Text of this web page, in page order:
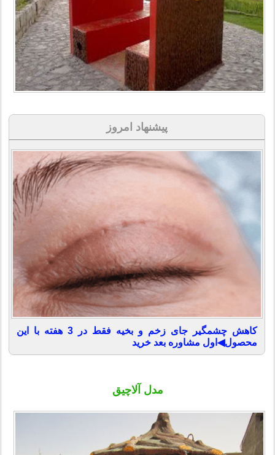
پیشنهاد امروز
کاهش چشمگیر جای زخم و بخیه فقط در 3 هفته با این
محصول◀اول مشاوره بعد خرید
مدل آلاچیق